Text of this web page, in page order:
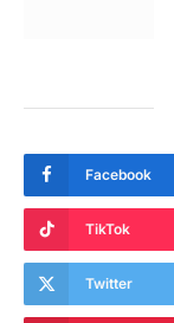
Facebook
TikTok
Twitter